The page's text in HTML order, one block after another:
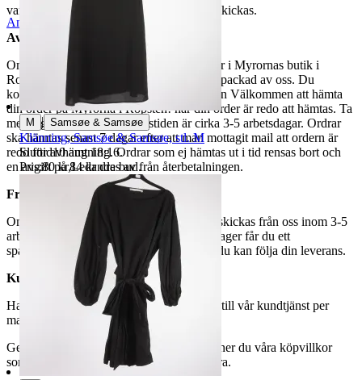
varor märkta endast avhämtning inte kan skickas.
Avhämtning
Om du väljer avhämtning hämtas din order i Myrornas butik i
Ropsten, Kolargatan 2 efter den har blivit packad av oss. Du
kommer att få ett separat mail med rubriken Välkommen att hämta
din order på Myrorna i Ropsten! när din order är redo att hämtas. Ta
med legitimation. Hanteringstiden är cirka 3-5 arbetsdagar. Ordrar
ska hämtas senast 7 dagar efter att man mottagit mail att ordern är
redo för avhämtning. Ordrar som ej hämtas ut i tid rensas bort och
en avgift på 84 kr dras av från återbetalningen.
Frakt
Om du har valt frakt kommer din vara att skickas från oss inom 3-5
arbetsdagar. När din vara har lämnat vårt lager får du ett
spårningsnummer av DSV inom kort där du kan följa din leverans.
Kundservice
Har du frågor eller funderingar hör av dig till vår kundtjänst per
mail:
webbshop@myrorna.se
Genom att buda på våra annonser godkänner du våra köpvillkor
som du hittar på vår infosida här på Tradera.
Anmäl Sälj liknande
M | Samsøe & Samsøe
Klänning, Samsøe & Samsøe, stl. M
Sluttid10 aug 18:16.
Pris:80 kr,Ledande bud.